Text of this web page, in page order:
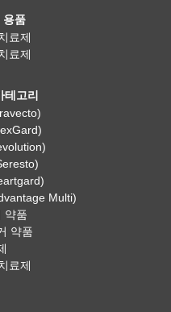
용품
료제
료제
테고리
Multi)
약품
약품
료제